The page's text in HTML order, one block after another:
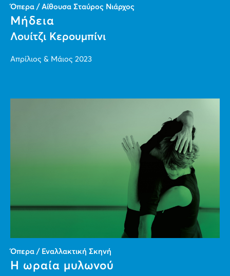
Όπερα / Αίθουσα Σταύρος Νιάρχος
Μήδεια
Λουίτζι Κερουμπίνι
Απρίλιος & Μάιος 2023
Όπερα / Εναλλακτική Σκηνή
Η ωραία μυλωνού